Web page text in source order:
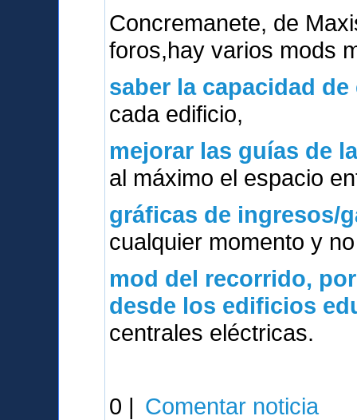
Concremanete, de
foros,hay varios mods
saber la capacidad de
cada edificio,
mejorar las guías de
al máximo el espacio
gráficas de ingresos/
cualquier momento y
mod del recorrido,
desde los edificios
centrales eléctricas.
0 | Comentar noticia